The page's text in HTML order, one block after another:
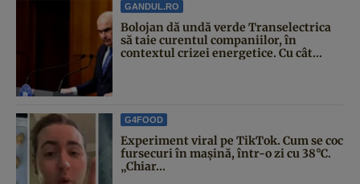
GANDUL.RO
Bolojan dă undă verde Transelectrica
să taie curentul companiilor, în
contextul crizei energetice. Cu cât...
G4FOOD
Experiment viral pe TikTok. Cum se coc
fursecuri în mașină, într-o zi cu 38°C.
„Chiar...